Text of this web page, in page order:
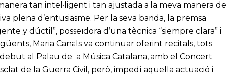
tan intel·ligent i tan ajustada a la meva manera de
plena d’entusiasme. Per la seva banda, la premsa
y dúctil”, posseïdora d’una tècnica “siempre clara” i
Maria Canals va continuar oferint recitals, tots
al Palau de la Música Catalana, amb el Concert
de la Guerra Civil, però, impedí aquella actuació i